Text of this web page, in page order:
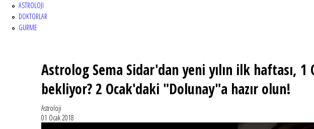
ASTROLOJİ
DOKTORLAR
GURME
Astrolog Sema Sidar'dan yeni yılın ilk haftası,
bekliyor? 2 Ocak'daki "Dolunay"a hazır olun!
Astroloji
01 Ocak 2018